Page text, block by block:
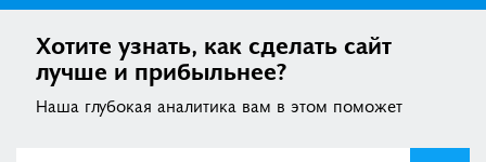
Хотите узнать, как сделать сайт
лучше и прибыльнее?
Наша глубокая аналитика вам в этом поможет